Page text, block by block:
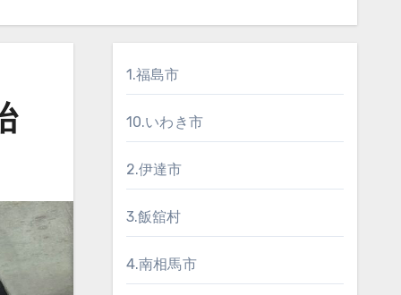
1.福島市
10.いわき市
2.伊達市
3.飯舘村
4.南相馬市